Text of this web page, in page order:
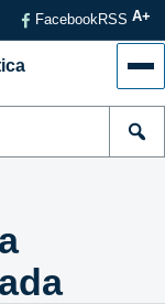
FacebookRSS A+